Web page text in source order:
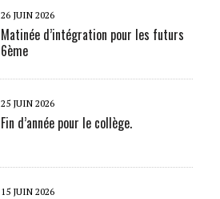
26 JUIN 2026
Matinée d’intégration pour les futurs
6ème
25 JUIN 2026
Fin d’année pour le collège.
15 JUIN 2026